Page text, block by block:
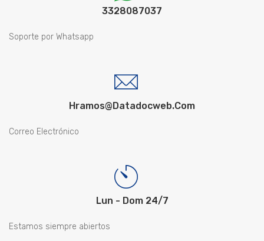
3328087037
Soporte por Whatsapp
Hramos@datadocweb.com
Correo Electrónico
Lun - Dom 24/7
Estamos siempre abiertos